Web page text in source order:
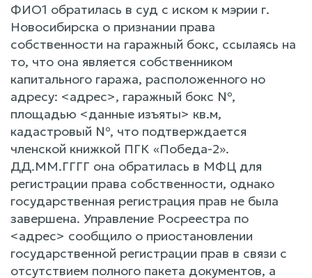
ФИО1 обратилась в суд с иском к мэрии г.
Новосибирска о признании права
собственности на гаражный бокс, ссылаясь на
то, что она является собственником
капитального гаража, расположенного но
адресу: <адрес>, гаражный бокс №,
площадью <данные изъяты> кв.м,
кадастровый №, что подтверждается
членской книжкой ПГК «Победа-2».
ДД.ММ.ГГГГ она обратилась в МФЦ для
регистрации права собственности, однако
государственная регистрация прав не была
завершена. Управление Росреестра по
<адрес> сообщило о приостановлении
государственной регистрации прав в связи с
отсутствием полного пакета документов, а